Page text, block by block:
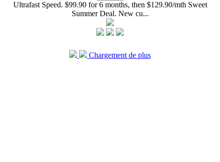
Ultrafast Speed. $99.90 for 6 months, then $129.90/mth Sweet
Summer Deal. New cu...
Chargement de plus